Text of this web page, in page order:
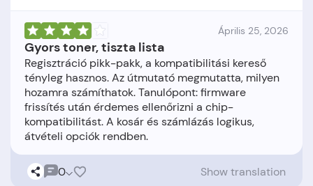
Április 25, 2026
Gyors toner, tiszta lista
Regisztráció pikk-pakk, a kompatibilitási kereső
tényleg hasznos. Az útmutató megmutatta, milyen
hozamra számíthatok. Tanulópont: firmware
frissítés után érdemes ellenőrizni a chip-
kompatibilitást. A kosár és számlázás logikus,
0 Show translation